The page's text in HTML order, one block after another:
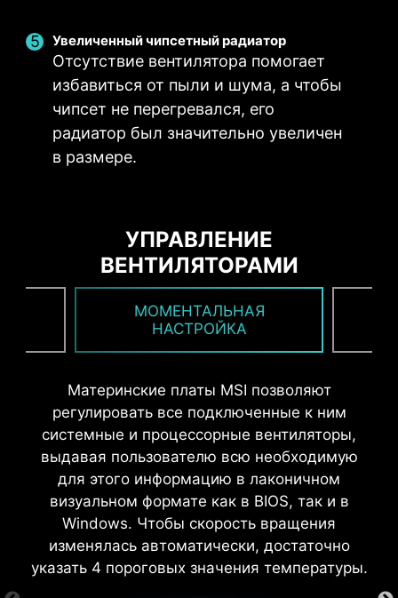
Увеличенный чипсетный радиатор
Отсутствие вентилятора помогает
избавиться от пыли и шума, а чтобы
чипсет не перегревался, его
радиатор был значительно увеличен
в размере.
УПРАВЛЕНИЕ
ВЕНТИЛЯТОРАМИ
МОМЕНТАЛЬНАЯ
НАСТРОЙКА
Материнские платы MSI позволяют
регулировать все подключенные к ним
системные и процессорные вентиляторы,
выдавая пользователю всю необходимую
для этого информацию в лаконичном
визуальном формате как в BIOS, так и в
Windows. Чтобы скорость вращения
изменялась автоматически, достаточно
указать 4 пороговых значения температуры.
пропускной способности и более высокой
скорости передачи данных, что также
улучшает надёжность передачи сигнала.
Увеличенное содержание меди
ЕЩЕ БОЛЬШЕ ИНСТРУМЕНТОВ
УТИЛИТА MSI DUI
Подключившись к интернету, утилита MSI DUI
автоматически проверит компоненты и
предложит вам установить подходящее
программное обеспечение. Подробнее
* Изображение служит лишь в целях иллюстрации.
Точную информацию ищите на страницах
спецификаций.
ФАЗ ПИТАНИЯ
Для силовых элементов предусмотрена
специальная система заземления,
подавляющая вызываемые ими
электромагнитные помехи. Также она
помогает в деле охлаждения фаз питания,
передавая тепло внутрь печатной платы.